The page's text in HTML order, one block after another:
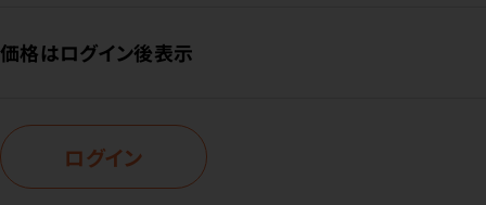
価格はログイン後表示
ログイン